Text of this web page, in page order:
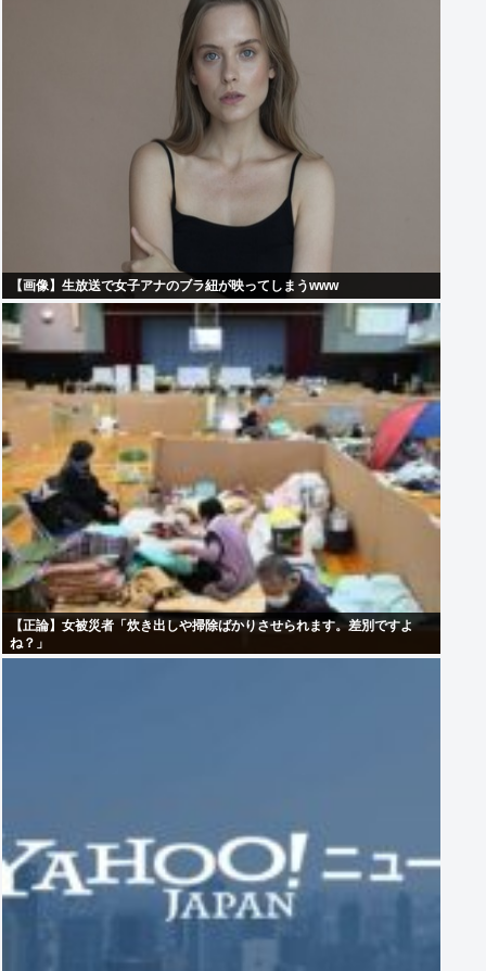
【画像】生放送で女子アナのブラ紐が映ってしまうwww
【正論】女被災者「炊き出しや掃除ばかりさせられます。差別ですよ
ね？」